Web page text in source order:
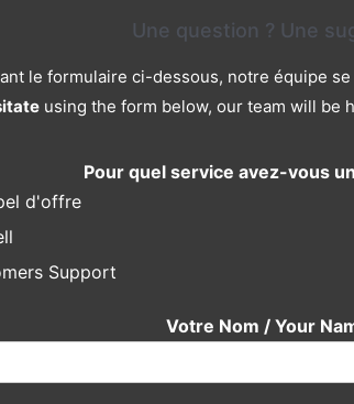
Une question ? Une
le formulaire ci-dessous, notre équipe
using the form below, our team will be
Pour quel service avez-vous
d'offre
Support
Votre Nom / Your